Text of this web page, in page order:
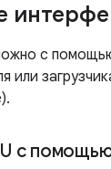
с
или
с